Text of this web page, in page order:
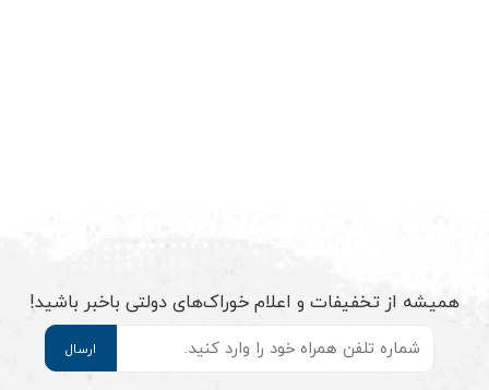
همیشه از تخفیفات و اعلام خوراک‌های دولتی باخبر باشید!